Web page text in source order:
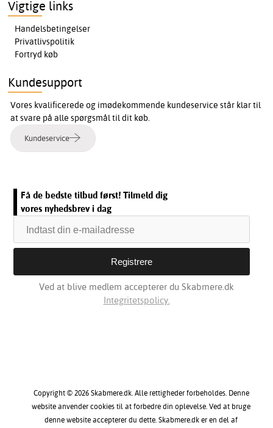
Vigtige links
Handelsbetingelser
Privatlivspolitik
Fortryd køb
Kundesupport
Vores kvalificerede og imødekommende kundeservice står klar til
at svare på alle spørgsmål til dit køb.
Kundeservice
Få de bedste tilbud først! Tilmeld dig
vores nyhedsbrev i dag
Ved at blive medlem accepterer du Skabmere.dk
Integritetspolicy.
Copyright © 2026 Skabmere.dk. Alle rettigheder forbeholdes. Denne
website anvender cookies til at forbedre din oplevelse. Ved at bruge
denne website accepterer du dette. Skabmere.dk er en del af